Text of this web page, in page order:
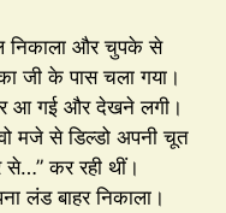
निकाला और चुपके से
जी के पास चला गया।
आ गई और देखने लगी।
मजे से डिल्डो अपनी चूत
कर रही थीं।
लंड बाहर निकाला।